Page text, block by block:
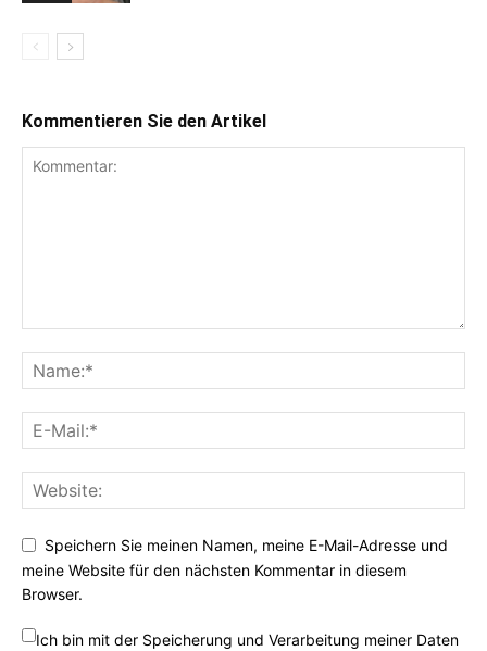
Kommentieren Sie den Artikel
Speichern Sie meinen Namen, meine E-Mail-Adresse und
meine Website für den nächsten Kommentar in diesem
Browser.
Ich bin mit der Speicherung und Verarbeitung meiner Daten